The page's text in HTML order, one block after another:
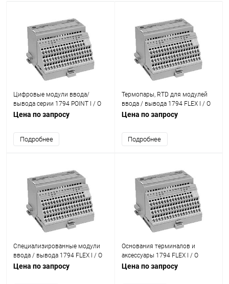
Цифровые модули ввода/
вывода серии 1794 POINT I / O
Цена по запросу
Подробнее
Термопары, RTD для модулей
ввода / вывода 1794 FLEX I / O
Цена по запросу
Подробнее
Специализированные модули
ввода / вывода 1794 FLEX I / O
Цена по запросу
Основания терминалов и
аксессуары 1794 FLEX I / O
Цена по запросу